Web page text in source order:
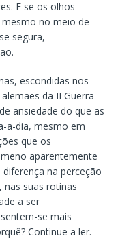
E se os olhos
no meio de
segura,
escondidas nos
da II Guerra
ansiedade do que as
a-dia, mesmo em
que os
aparentemente
na perceção
nas suas rotinas
a ser
se mais
Continue a ler.